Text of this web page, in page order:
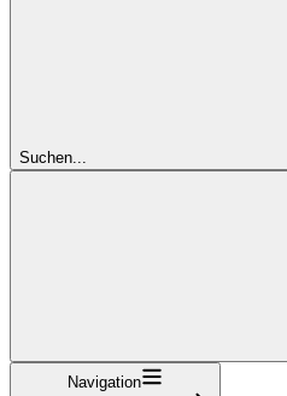
Suchen...
Navigation